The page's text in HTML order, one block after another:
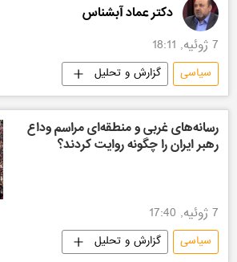
دکتر عماد آبشناس
7 ژوئیه, 18:11
سیاسی گزارش و تحلیل
رسانه‌های غربی و منطقه‌ای مراسم وداع
رهبر ایران را چگونه روایت کردند؟
7 ژوئیه, 17:40
سیاسی گزارش و تحلیل